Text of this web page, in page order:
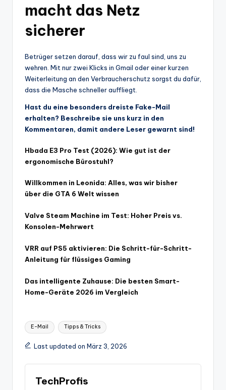
macht das Netz
sicherer
Betrüger setzen darauf, dass wir zu faul sind, uns zu
wehren. Mit nur zwei Klicks in Gmail oder einer kurzen
Weiterleitung an den Verbraucherschutz sorgst du dafür,
dass die Masche schneller auffliegt.
Hast du eine besonders dreiste Fake-Mail
erhalten? Beschreibe sie uns kurz in den
Kommentaren, damit andere Leser gewarnt sind!
Hbada E3 Pro Test (2026): Wie gut ist der
ergonomische Bürostuhl?
Willkommen in Leonida: Alles, was wir bisher
über die GTA 6 Welt wissen
Valve Steam Machine im Test: Hoher Preis vs.
Konsolen-Mehrwert
VRR auf PS5 aktivieren: Die Schritt-für-Schritt-
Anleitung für flüssiges Gaming
Das intelligente Zuhause: Die besten Smart-
Home-Geräte 2026 im Vergleich
Tags:
E-Mail Tipps & Tricks
Last updated on März 3, 2026
TechProfis